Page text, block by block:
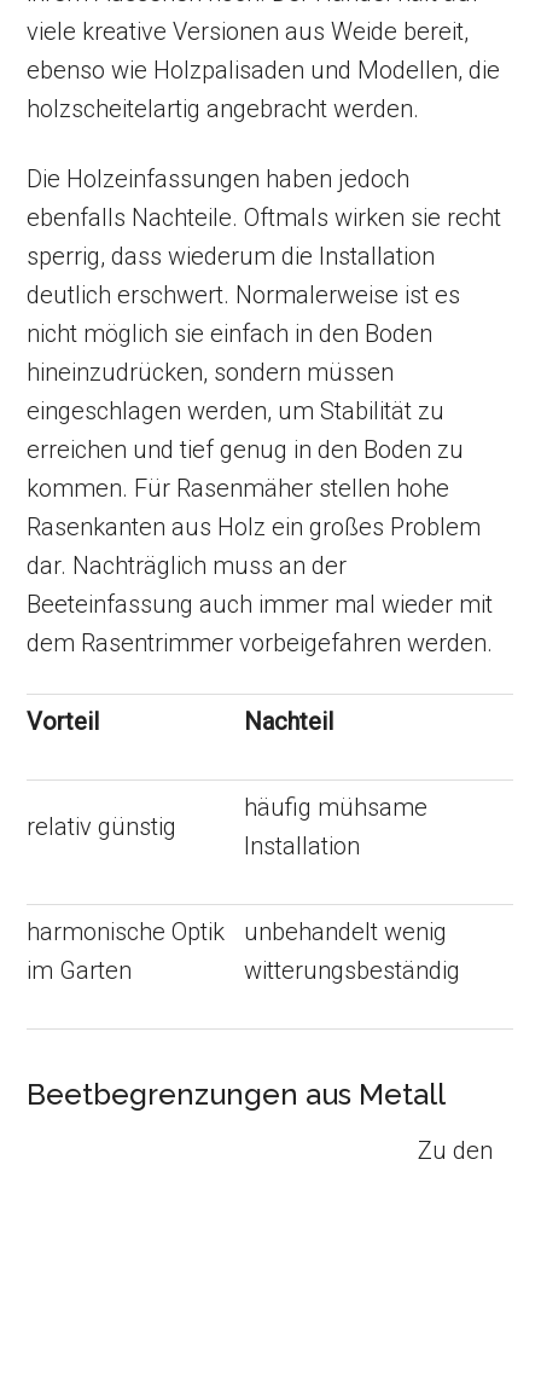
viele kreative Versionen aus Weide bereit,
ebenso wie Holzpalisaden und Modellen, die
holzscheitelartig angebracht werden.
Die Holzeinfassungen haben jedoch
ebenfalls Nachteile. Oftmals wirken sie recht
sperrig, dass wiederum die Installation
deutlich erschwert. Normalerweise ist es
nicht möglich sie einfach in den Boden
hineinzudrücken, sondern müssen
eingeschlagen werden, um Stabilität zu
erreichen und tief genug in den Boden zu
kommen. Für Rasenmäher stellen hohe
Rasenkanten aus Holz ein großes Problem
dar. Nachträglich muss an der
Beeteinfassung auch immer mal wieder mit
dem Rasentrimmer vorbeigefahren werden.
Vorteil Nachteil
relativ günstig
häufig mühsame
Installation
harmonische Optik
im Garten
unbehandelt wenig
witterungsbeständig
Beetbegrenzungen aus Metall
Zu den